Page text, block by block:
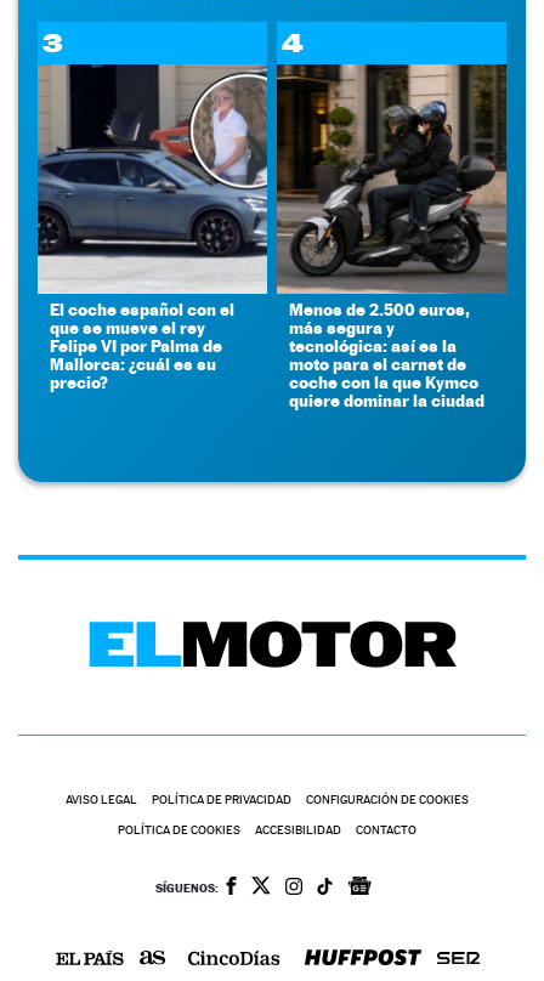
3
El coche español con el
que se mueve el rey
Felipe VI por Palma de
Mallorca: ¿cuál es su
precio?
4
Menos de 2.500 euros,
más segura y
tecnológica: así es la
moto para el carnet de
coche con la que Kymco
quiere dominar la ciudad
AVISO LEGAL POLÍTICA DE PRIVACIDAD CONFIGURACIÓN DE COOKIES
POLÍTICA DE COOKIES ACCESIBILIDAD CONTACTO
SÍGUENOS: